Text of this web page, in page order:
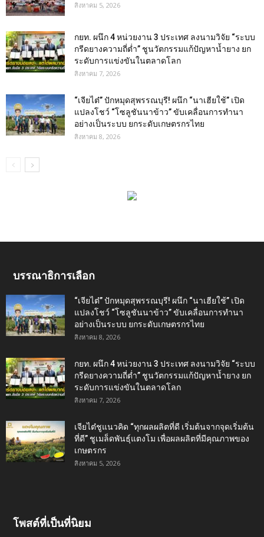
สิงหาคม 5, 2026
กยท. ผนึก 4 หน่วยงาน 3 ประเทศ ลงนามวิจัย “ระบบ
กรีดยางความถี่ต่ำ” ชูนวัตกรรมแก้ปัญหาน้ำยาง ยก
ระดับการแข่งขันในตลาดโลก
สิงหาคม 7, 2026
“เจียไต๋” ปักหมุดสุพรรณบุรี! ผนึก “นาเฮียใช้” เปิด
แปลงโชว์ “โซลูชันนาข้าว” ขับเคลื่อนการทำนา
อย่างเป็นระบบ ยกระดับเกษตรกรไทย
สิงหาคม 8, 2026
บรรณาธิการเลือก
“เจียไต๋” ปักหมุดสุพรรณบุรี! ผนึก “นาเฮียใช้” เปิด
แปลงโชว์ “โซลูชันนาข้าว” ขับเคลื่อนการทำนา
อย่างเป็นระบบ ยกระดับเกษตรกรไทย
สิงหาคม 8, 2026
กยท. ผนึก 4 หน่วยงาน 3 ประเทศ ลงนามวิจัย “ระบบ
กรีดยางความถี่ต่ำ” ชูนวัตกรรมแก้ปัญหาน้ำยาง ยก
ระดับการแข่งขันในตลาดโลก
สิงหาคม 7, 2026
เจียไต๋ชูแนวคิด “ทุกผลผลิตที่ดี เริ่มต้นจากจุดเริ่มต้น
ที่ดี” ชูเมล็ดพันธุ์แตงโม เพื่อผลผลิตที่มีคุณภาพของ
เกษตรกร
สิงหาคม 5, 2026
โพสต์ที่เป็นที่นิยม